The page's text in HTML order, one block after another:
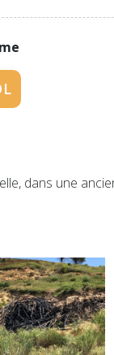
dans une